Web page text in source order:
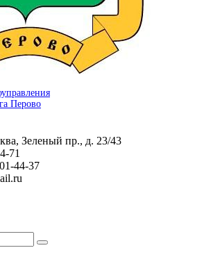
Перово
Зеленый пр., д. 23/43
71
44-37